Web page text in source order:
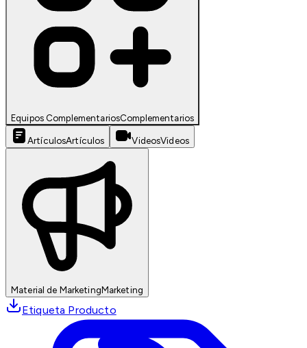
Equipos ComplementariosComplementarios
ArtículosArtículos VideosVideos
Material de MarketingMarketing
Etiqueta Producto